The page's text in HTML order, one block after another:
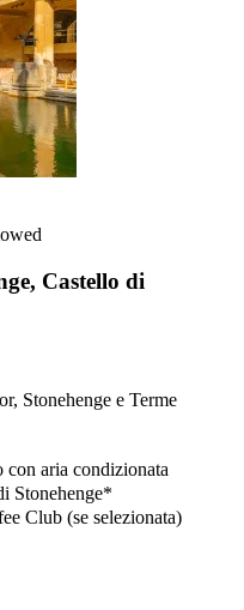
Castello di
Stonehenge e Terme
aria condizionata
Stonehenge*
Club (se selezionata)